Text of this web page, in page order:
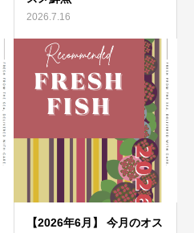
2026.7.16
【2026年6月】 今月のオス